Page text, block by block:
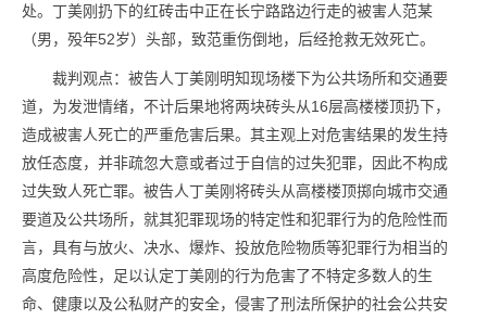
处。丁美刚扔下的红砖击中正在长宁路路边行走的被害人范某
（男，殁年52岁）头部，致范重伤倒地，后经抢救无效死亡。
裁判观点：被告人丁美刚明知现场楼下为公共场所和交通要
道，为发泄情绪，不计后果地将两块砖头从16层高楼楼顶扔下，
造成被害人死亡的严重危害后果。其主观上对危害结果的发生持
放任态度，并非疏忽大意或者过于自信的过失犯罪，因此不构成
过失致人死亡罪。被告人丁美刚将砖头从高楼楼顶掷向城市交通
要道及公共场所，就其犯罪现场的特定性和犯罪行为的危险性而
言，具有与放火、决水、爆炸、投放危险物质等犯罪行为相当的
高度危险性，足以认定丁美刚的行为危害了不特定多数人的生
命、健康以及公私财产的安全，侵害了刑法所保护的社会公共安